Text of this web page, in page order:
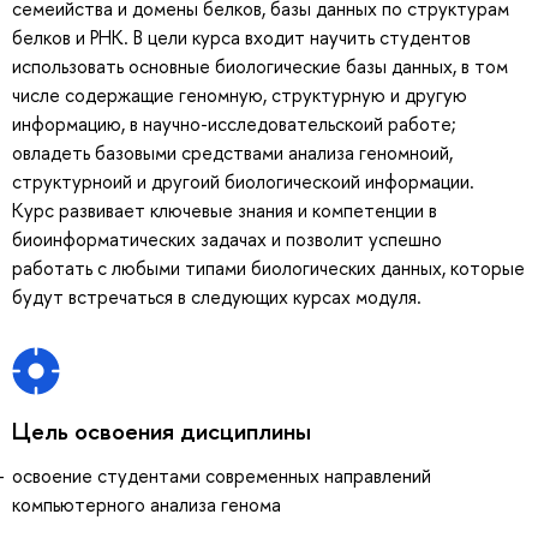
семеийства и домены белков, базы данных по структурам
белков и РНК. В цели курса входит научить студентов
использовать основные биологические базы данных, в том
числе содержащие геномную, структурную и другую
информацию, в научно-исследовательскоий работе;
овладеть базовыми средствами анализа геномноий,
структурноий и другоий биологическоий информации.
Курс развивает ключевые знания и компетенции в
биоинформатических задачах и позволит успешно
работать с любыми типами биологических данных, которые
будут встречаться в следующих курсах модуля.
Цель освоения дисциплины
освоение студентами современных направлений
компьютерного анализа генома